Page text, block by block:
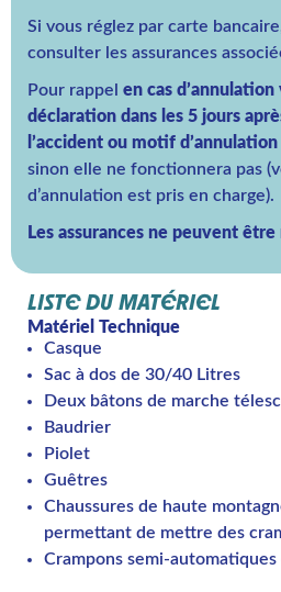
Si vous réglez par carte
consulter les assurances
Pour rappel en cas
déclaration dans les 5 jours
l’accident ou motif d’annulation
sinon elle ne fonctionnera pas
d’annulation est pris en charge).
Les assurances ne peuvent
LISTE DU MATÉRIEL
Matériel Technique
Casque
Sac à dos de 30/40 Litres
Deux bâtons de marche
Baudrier
Piolet
Guêtres
Chaussures de haute
permettant de mettre des
Crampons semi-